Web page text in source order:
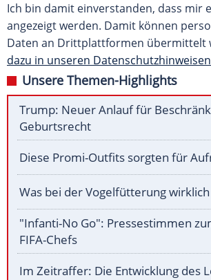
Ich bin damit einverstanden, dass mir
angezeigt werden. Damit können
Daten an Drittplattformen übermittelt
dazu in unseren
Unsere Themen-Highlights
Trump: Neuer Anlauf für
Geburtsrecht
Diese Promi-Outfits sorgten für
Was bei der Vogelfütterung
"Infanti-No Go": Pressestimmen
FIFA-Chefs
Im Zeitraffer: Die Entwicklung des